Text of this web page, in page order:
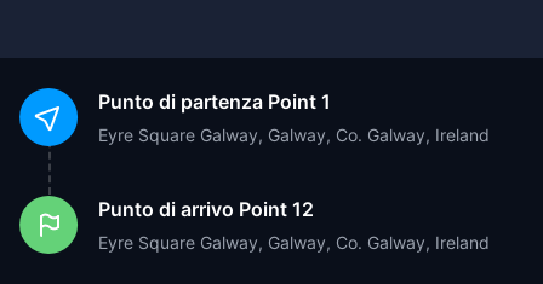
Punto di partenza Point 1
Eyre Square Galway, Galway, Co. Galway, Ireland
Punto di arrivo Point 12
Eyre Square Galway, Galway, Co. Galway, Ireland